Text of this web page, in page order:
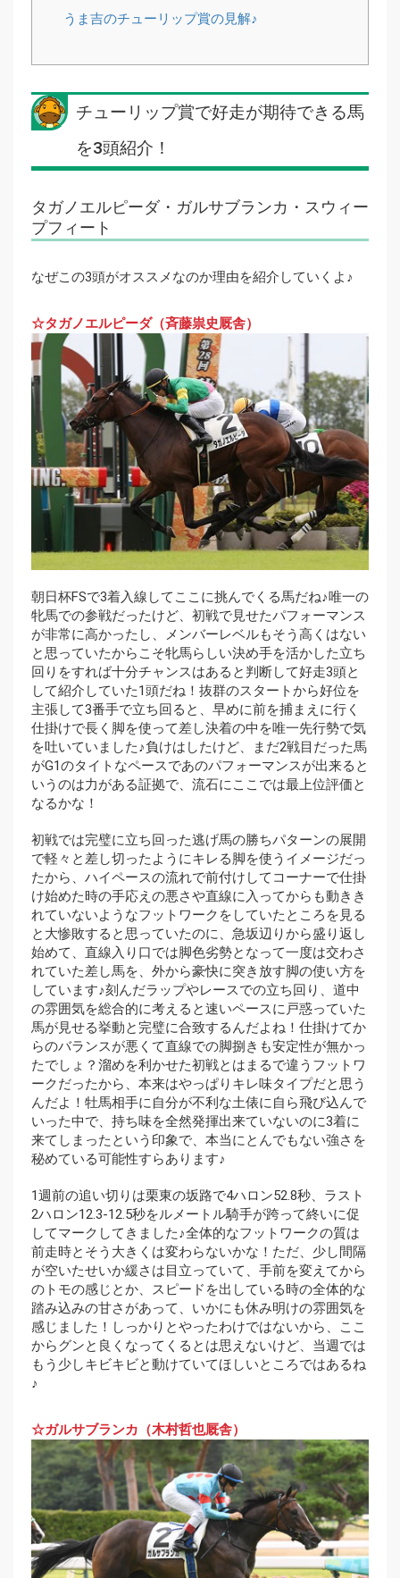
うま吉のチューリップ賞の見解♪
チューリップ賞で好走が期待できる馬
を3頭紹介！
タガノエルピーダ・ガルサブランカ・スウィー
プフィート
なぜこの3頭がオススメなのか理由を紹介していくよ♪
☆タガノエルピーダ（斉藤祟史厩舎）
朝日杯FSで3着入線してここに挑んでくる馬だね♪唯一の
牝馬での参戦だったけど、初戦で見せたパフォーマンス
が非常に高かったし、メンバーレベルもそう高くはない
と思っていたからこそ牝馬らしい決め手を活かした立ち
回りをすれば十分チャンスはあると判断して好走3頭と
して紹介していた1頭だね！抜群のスタートから好位を
主張して3番手で立ち回ると、早めに前を捕まえに行く
仕掛けで長く脚を使って差し決着の中を唯一先行勢で気
を吐いていました♪負けはしたけど、まだ2戦目だった馬
がG1のタイトなペースであのパフォーマンスが出来ると
いうのは力がある証拠で、流石にここでは最上位評価と
なるかな！
初戦では完璧に立ち回った逃げ馬の勝ちパターンの展開
で軽々と差し切ったようにキレる脚を使うイメージだっ
たから、ハイペースの流れで前付けしてコーナーで仕掛
け始めた時の手応えの悪さや直線に入ってからも動きき
れていないようなフットワークをしていたところを見る
と大惨敗すると思っていたのに、急坂辺りから盛り返し
始めて、直線入り口では脚色劣勢となって一度は交わさ
れていた差し馬を、外から豪快に突き放す脚の使い方を
しています♪刻んだラップやレースでの立ち回り、道中
の雰囲気を総合的に考えると速いペースに戸惑っていた
馬が見せる挙動と完璧に合致するんだよね！仕掛けてか
らのバランスが悪くて直線での脚捌きも安定性が無かっ
たでしょ？溜めを利かせた初戦とはまるで違うフットワ
ークだったから、本来はやっぱりキレ味タイプだと思う
んだよ！牡馬相手に自分が不利な土俵に自ら飛び込んで
いった中で、持ち味を全然発揮出来ていないのに3着に
来てしまったという印象で、本当にとんでもない強さを
秘めている可能性すらあります♪
1週前の追い切りは栗東の坂路で4ハロン52.8秒、ラスト
2ハロン12.3-12.5秒をルメートル騎手が跨って終いに促
してマークしてきました♪全体的なフットワークの質は
前走時とそう大きくは変わらないかな！ただ、少し間隔
が空いたせいか緩さは目立っていて、手前を変えてから
のトモの感じとか、スピードを出している時の全体的な
踏み込みの甘さがあって、いかにも休み明けの雰囲気を
感じました！しっかりとやったわけではないから、ここ
からグンと良くなってくるとは思えないけど、当週では
もう少しキビキビと動けていてほしいところではあるね
♪
☆ガルサブランカ（木村哲也厩舎）